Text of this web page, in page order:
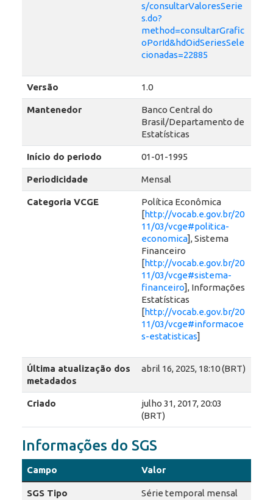
s/consultarValoresSerie
s.do?
method=consultarGrafic
oPorId&hdOidSeriesSele
cionadas=22885
Versão 1.0
Mantenedor
Banco Central do
Brasil/Departamento de
Estatísticas
Início do periodo 01-01-1995
Periodicidade Mensal
Categoria VCGE
Política Econômica
[http://vocab.e.gov.br/20
11/03/vcge#politica-
economica], Sistema
Financeiro
[http://vocab.e.gov.br/20
11/03/vcge#sistema-
financeiro], Informações
Estatísticas
[http://vocab.e.gov.br/20
11/03/vcge#informacoe
s-estatisticas]
Última atualização dos
metadados
abril 16, 2025, 18:10 (BRT)
Criado
julho 31, 2017, 20:03
(BRT)
Informações do SGS
Campo Valor
SGS Tipo Série temporal mensal